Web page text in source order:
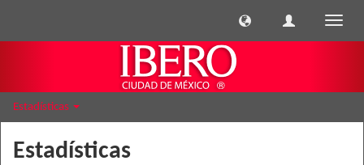
Estadísticas
Estadísticas